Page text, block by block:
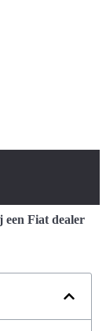
een Fiat dealer